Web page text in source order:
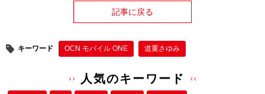
記事に戻る
キーワード OCN モバイル ONE 道重さゆみ
人気のキーワード